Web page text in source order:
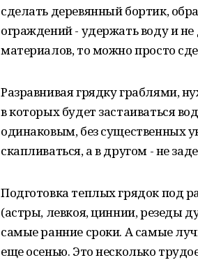
сделать деревянный бортик,
ограждений - удержать воду и
материалов, то можно просто
Разравнивая грядку граблями,
в которых будет застаиваться
одинаковым, без существенных
скапливаться, а в другом - не
Подготовка теплых грядок под
(астры, левкоя, циннии, резеды
самые ранние сроки. А самые
еще осенью. Это несколько